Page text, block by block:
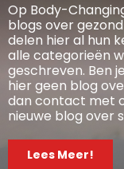
Op Body-
blogs over
delen hier al hun
alle categorieën
geschreven. Ben
hier geen blog
dan contact met
nieuwe blog over
Lees Meer!